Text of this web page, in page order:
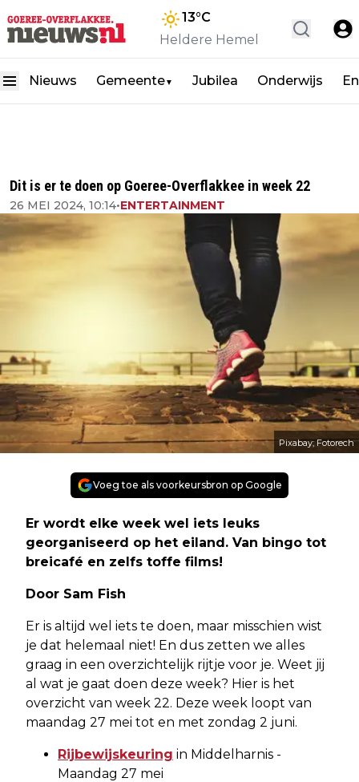
13°C
Heldere Hemel
Nieuws Gemeente▼ Jubilea Onderwijs
Dit is er te doen op Goeree-Overflakkee in week 22
26 MEI 2024, 10:14•ENTERTAINMENT
Pixabay; Fotorech
Voeg toe als voorkeursbron op Google
Er wordt elke week wel iets leuks
georganiseerd op het eiland. Van bingo tot
breicafé en zelfs toffe films!
Door Sam Fish
Er is altijd wel iets te doen, maar misschien wist
je dat helemaal niet! En dus zetten we alles
graag in een overzichtelijk rijtje voor je. Weet jij
al wat je gaat doen deze week? Hier is het
overzicht van week 22. Deze week loopt van
maandag 27 mei tot en met zondag 2 juni.
Rijbewijskeuring in Middelharnis -
Maandag 27 mei